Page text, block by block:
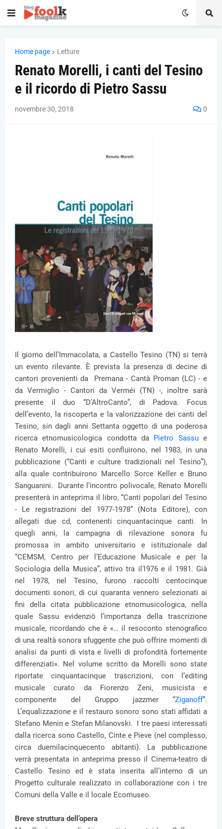
Home page Letture
Renato Morelli, i canti del Tesino
e il ricordo di Pietro Sassu
novembre 30, 2018 0
Il giorno dell’Immacolata, a Castello Tesino (TN) si terrà
un evento rilevante. È prevista la presenza di decine di
cantori provenienti da Premana - Cantà Proman (LC) - e
da Vermiglio - Cantori da Verméi (TN) -, inoltre sarà
presente il duo “D’AltroCanto”, di Padova. Focus
dell’evento, la riscoperta e la valorizzazione dei canti del
Tesino, sin dagli anni Settanta oggetto di una poderosa
ricerca etnomusicologica condotta da Pietro Sassue
Renato Morelli, i cui esiti confluirono, nel 1983, in una
pubblicazione (“Canti e culture tradizionali nel Tesino”),
alla quale contribuirono Marcello Sorce Keller e Bruno
Sanguanini. Durante l’incontro polivocale, Renato Morelli
presenterà in anteprima il libro, “Canti popolari del Tesino
- Le registrazioni del 1977-1978” (Nota Editore), con
allegati due cd, contenenti cinquantacinque canti. In
quegli anni, la campagna di rilevazione sonora fu
promossa in ambito universitario e istituzionale dal
“CEMSM, Centro per l’Educazione Musicale e per la
Sociologia della Musica”, attivo tra il1976 e il 1981. Già
nel 1978, nel Tesino, furono raccolti centocinque
documenti sonori, di cui quaranta vennero selezionati ai
fini della citata pubblicazione etnomusicologica, nella
quale Sassu evidenziò l’importanza della trascrizione
musicale, ricordando che è «… il resoconto stenografico
di una realtà sonora sfuggente che può offrire momenti di
analisi da punti di vista e livelli di profondità fortemente
differenziati». Nel volume scritto da Morelli sono state
riportate cinquantacinque trascrizioni, con l’editing
musicale curato da Fiorenzo Zeni, musicista e
componente del Gruppo jazzmer “Ziganoff”.
L’equalizzazione e il restauro sonoro sono stati affidati a
Stefano Menin e Stefan Milanovski. I tre paesi interessati
dalla ricerca sono Castello, Cinte e Pieve (nel complesso,
circa duemilacinquecento abitanti). La pubblicazione
verrà presentata in anteprima presso il Cinema-teatro di
Castello Tesino ed è stata inserita all’interno di un
Progetto culturale realizzato in collaborazione con i tre
Comuni della Valle e il locale Ecomuseo.
Breve struttura dell’opera